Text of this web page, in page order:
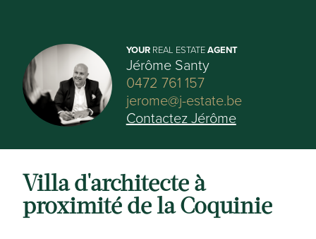
YOUR REAL ESTATEAGENT
Jérôme Santy
0472 761 157
jerome@j-estate.be
Contactez Jérôme
Villa d'architecte à
proximité de la Coquinie